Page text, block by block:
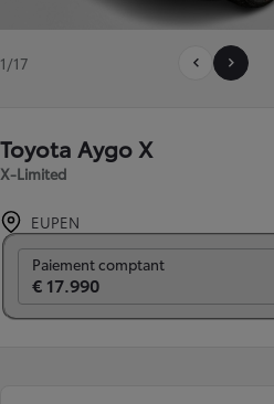
1/17
Toyota Aygo X
X-Limited
EUPEN
Paiement comptant
€ 17.990